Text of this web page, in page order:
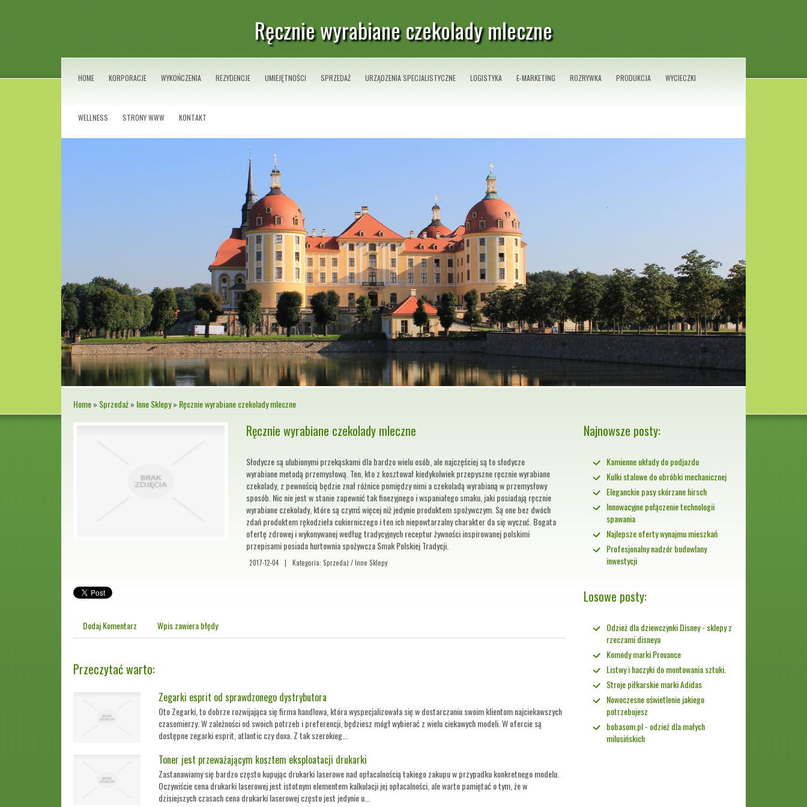
Ręcznie wyrabiane czekolady mleczne
HOME KORPORACJE WYKOŃCZENIA REZYDENCJE UMIEJĘTNOŚCI SPRZEDAŻ URZĄDZENIA SPECJALISTYCZNE LOGISTYKA E-MARKETING ROZRYWKA PRODUKCJA WYCIECZKI
WELLNESS STRONY WWW KONTAKT
Home» Sprzedaż» Inne Sklepy» Ręcznie wyrabiane czekolady mleczne
Ręcznie wyrabiane czekolady mleczne
Słodycze są ulubionymi przekąskami dla bardzo wielu osób, ale najczęściej są to słodycze
wyrabiane metodą przemysłową. Ten, kto z kosztował kiedykolwiek przepyszne ręcznie wyrabiane
czekolady, z pewnością będzie znał różnice pomiędzy nimi a czekoladą wyrabianą w przemysłowy
sposób. Nic nie jest w stanie zapewnić tak finezyjnego i wspaniałego smaku, jaki posiadają ręcznie
wyrabiane czekolady, które są czymś więcej niż jedynie produktem spożywczym. Są one bez dwóch
zdań produktem rękodzieła cukierniczego i ten ich niepowtarzalny charakter da się wyczuć. Bogata
ofertę zdrowej i wykonywanej według tradycyjnych receptur żywności inspirowanej polskimi
przepisami posiada hurtownia spożywcza Smak Polskiej Tradycji.
2017-12-04 | Kategoria: Sprzedaż / Inne Sklepy
Dodaj Komentarz Wpis zawiera błędy
Przeczytać warto:
Zegarki esprit od sprawdzonego dystrybutora
Oto Zegarki, to dobrze rozwijająca się firma handlowa, która wyspecjalizowała się w dostarczaniu swoim klientom najciekawszych
czasomierzy. W zależności od swoich potrzeb i preferencji, będziesz mógł wybierać z wielu ciekawych modeli. W ofercie są
dostępne zegarki esprit, atlantic czy doxa. Z tak szerokieg...
Toner jest przeważającym kosztem eksploatacji drukarki
Zastanawiamy się bardzo często kupując drukarki laserowe nad opłacalnością takiego zakupu w przypadku konkretnego modelu.
Oczywiście cena drukarki laserowej jest istotnym elementem kalkulacji jej opłacalności, ale warto pamiętać o tym, że w
dzisiejszych czasach cena drukarki laserowej często jest jedynie u...
Najnowsze posty:
Kamienne układy do podjazdu
Kulki stalowe do obróbki mechanicznej
Eleganckie pasy skórzane hirsch
Innowacyjne połączenie technologii
spawania
Najlepsze oferty wynajmu mieszkań
Profesjonalny nadzór budowlany
inwestycji
Losowe posty:
Odzież dla dziewczynki Disney - sklepy z
rzeczami disneya
Komody marki Provance
Listwy i haczyki do montowania sztuki.
Stroje piłkarskie marki Adidas
Nowoczesne oświetlenie jakiego
potrzebujesz
bobasom.pl - odzież dla małych
milusińskich